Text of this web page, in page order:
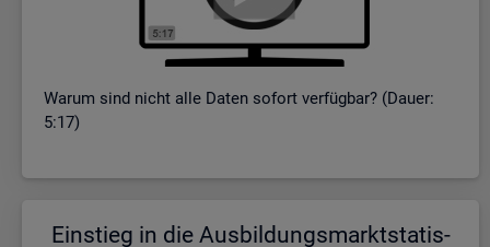
Warum sind nicht alle Daten so­fort ver­füg­bar? (Dauer:
5:17)
Ein­stieg in die Aus­bil­dungs­markt­sta­tis­